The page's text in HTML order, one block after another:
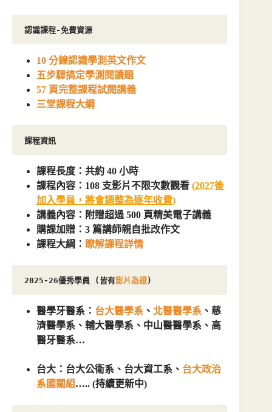
認識課程-免費資源
10 分鐘認識學測英文作文
五步驟搞定學測閱讀題
57 頁完整課程試閱講義
三堂課程大綱
課程資訊
課程長度：共約 40 小時
課程內容：108 支影片不限次數觀看 (2027後
加入學員，將會調整為逐年收費)
講義內容：附贈超過 500 頁精美電子講義
購課加贈：3 篇講師親自批改作文
課程大綱： 瞭解課程詳情
2025-26優秀學員 (皆有影片為證)
醫學牙醫系： 台大醫學系 、 北醫醫學系 、慈
濟醫學系、輔大醫學系、中山醫醫學系、高
醫牙醫系…
台大：台大公衛系、台大資工系、 台大政治
系國關組….. (持續更新中)